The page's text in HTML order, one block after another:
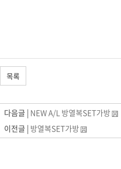
목록
다음글 | NEW A/L 방열복SET가방
이전글 | 방열복SET가방